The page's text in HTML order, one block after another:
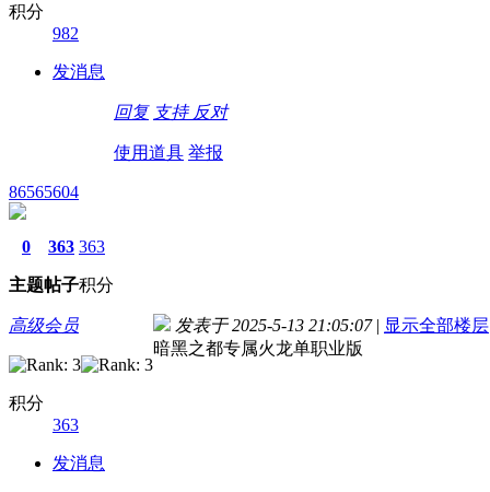
积分
982
发消息
回复 支持 反对
使用道具 举报
86565604
0
主题
363
帖子
363
积分
高级会员
积分
363
发消息
发表于 2025-5-13 21:05:07 | 显示全部楼层
暗黑之都专属火龙单职业版